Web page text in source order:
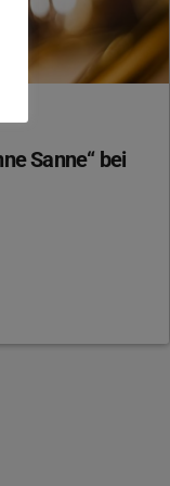
Sanne“ bei